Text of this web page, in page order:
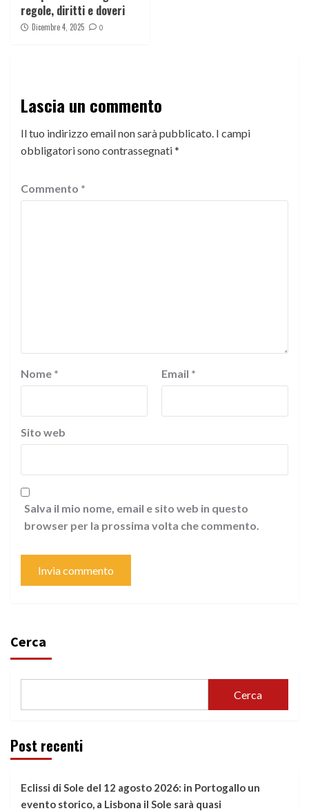
regole, diritti e doveri
Dicembre 4, 2025 0
Lascia un commento
Il tuo indirizzo email non sarà pubblicato. I campi
obbligatori sono contrassegnati*
Commento *
Nome * Email *
Sito web
Salva il mio nome, email e sito web in questo
browser per la prossima volta che commento.
Cerca
Cerca
Post recenti
Eclissi di Sole del 12 agosto 2026: in Portogallo un
evento storico, a Lisbona il Sole sarà quasi